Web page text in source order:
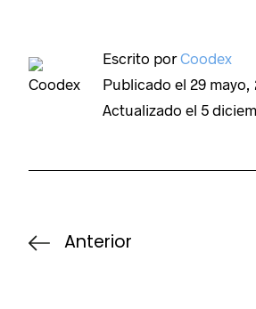
Escrito porCoodex
Publicado el 29 mayo,
Actualizado el 5
Anterior